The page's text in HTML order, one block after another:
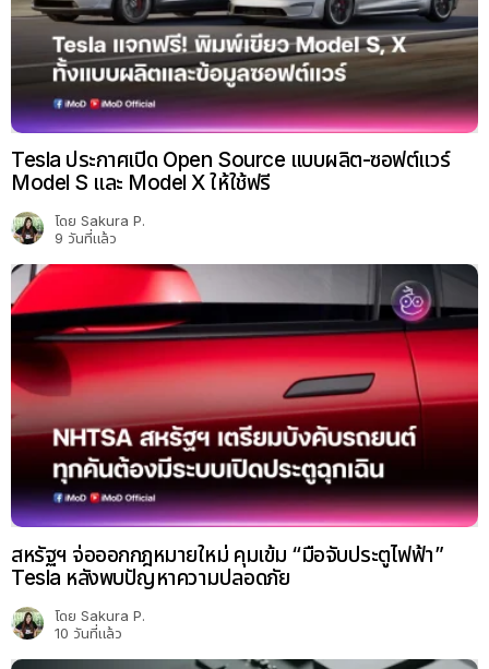
Tesla ประกาศเปิด Open Source แบบผลิต-ซอฟต์แวร์
Model S และ Model X ให้ใช้ฟรี
โดย Sakura P.
9 วันที่แล้ว
สหรัฐฯ จ่อออกกฎหมายใหม่ คุมเข้ม “มือจับประตูไฟฟ้า”
Tesla หลังพบปัญหาความปลอดภัย
โดย Sakura P.
10 วันที่แล้ว